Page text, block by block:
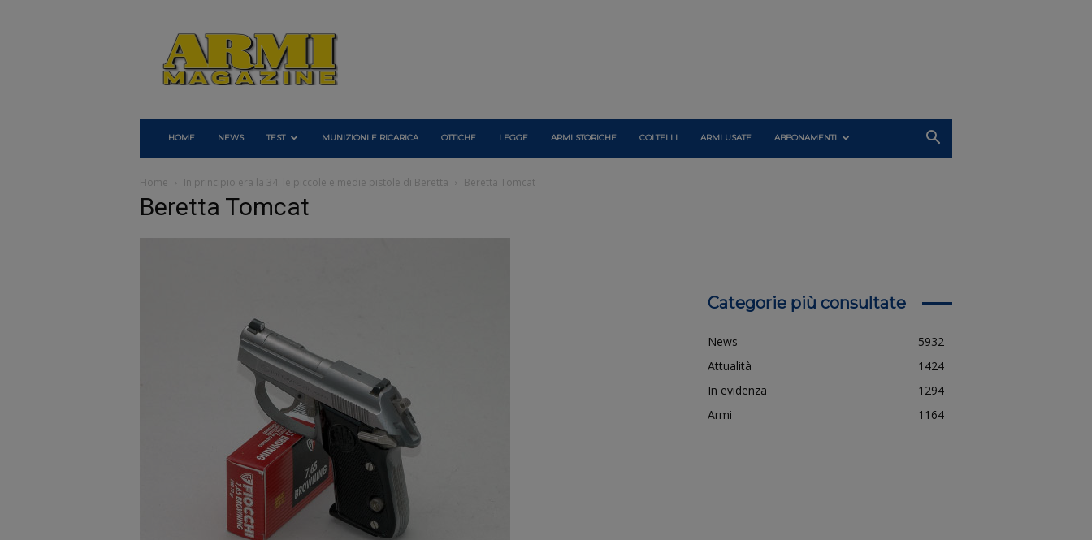
Armi
Magazine
HOME NEWS TEST MUNIZIONI E RICARICA OTTICHE LEGGE ARMI STORICHE COLTELLI ARMI USATE ABBONAMENTI
Home In principio era la 34: le piccole e medie pistole di Beretta Beretta Tomcat
Beretta Tomcat
Categorie più consultate
News
5932
Attualità
1424
In evidenza
1294
Armi
1164